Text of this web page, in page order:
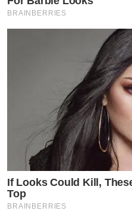
BRAINBERRIES
If Looks Could Kill,
Top
BRAINBERRIES